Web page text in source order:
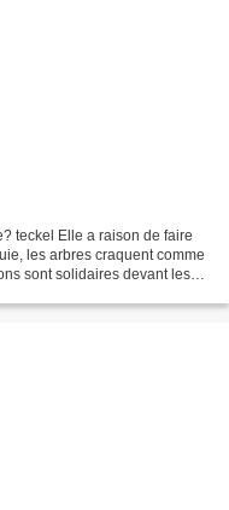
teckel Elle a raison de faire
les arbres craquent comme
sont solidaires devant les